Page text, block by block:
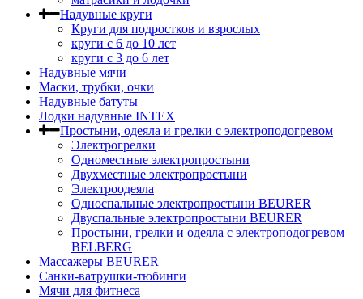
Надувные круги
Круги для подростков и взрослых
круги с 6 до 10 лет
круги c 3 до 6 лет
Надувные мячи
Маски, трубки, очки
Надувные батуты
Лодки надувные INTEX
Простыни, одеяла и грелки с электроподогревом
Электрогрелки
Одноместные электропростыни
Двухместные электропростыни
Электроодеяла
Односпальные электропростыни BEURER
Двуспальные электропростыни BEURER
Простыни, грелки и одеяла с электроподогревом
BELBERG
Массажеры BEURER
Санки-ватрушки-тюбинги
Мячи для фитнеса